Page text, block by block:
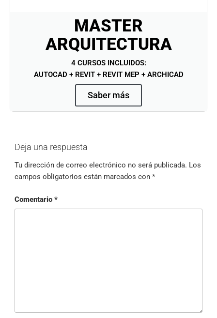
MASTER
ARQUITECTURA
4 CURSOS INCLUIDOS:
AUTOCAD + REVIT + REVIT MEP + ARCHICAD
Saber más
Deja una respuesta
Tu dirección de correo electrónico no será publicada. Los
campos obligatorios están marcados con *
Comentario *